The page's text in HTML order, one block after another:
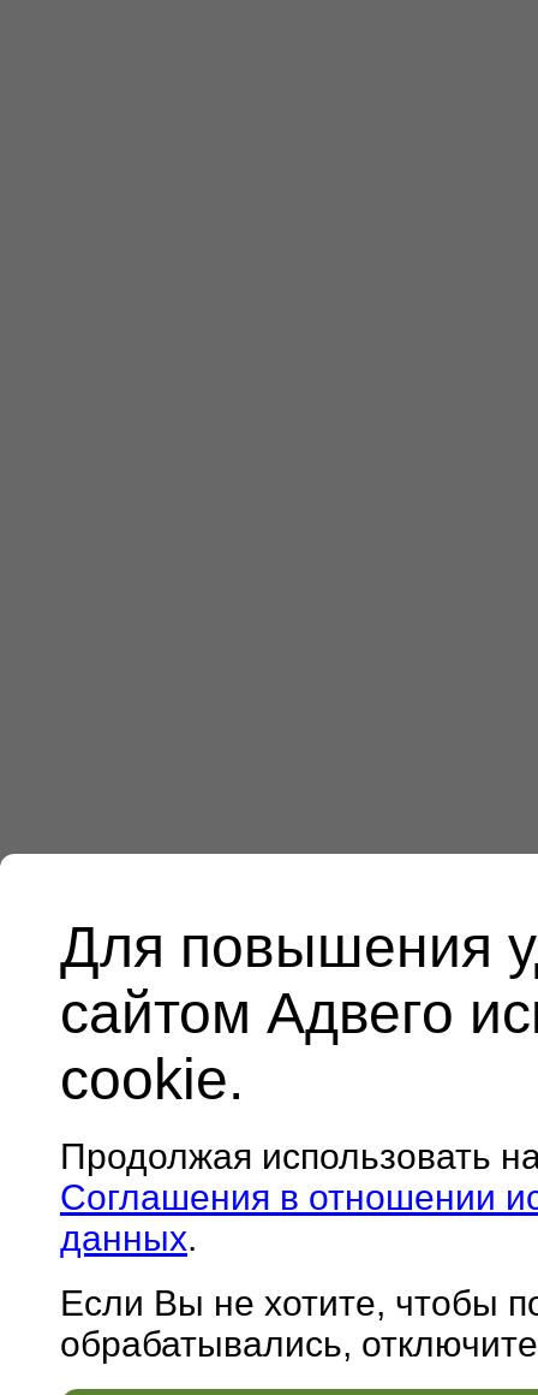
Для повышения
сайтом Адвего
cookie.
Продолжая использовать
Соглашения в отношении
данных.
Если Вы не хотите, чтобы
обрабатывались,